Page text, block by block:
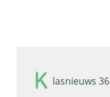
K lasnieuws 36